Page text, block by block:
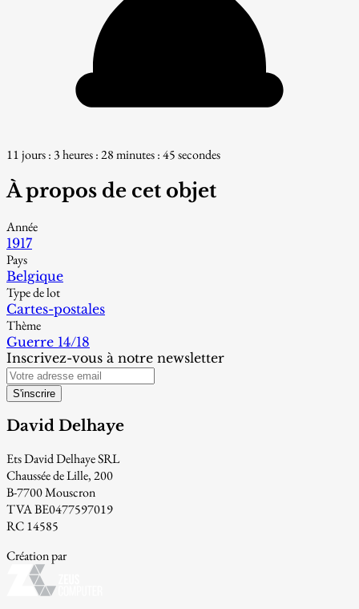
11 jours : 3 heures : 28 minutes : 44 secondes
À propos de cet objet
Année
1917
Pays
Belgique
Type de lot
Cartes-postales
Thème
Guerre 14/18
Inscrivez-vous à notre newsletter
S'inscrire
David Delhaye
Ets David Delhaye SRL
Chaussée de Lille, 200
B-7700 Mouscron
TVA BE0477597019
RC 14585
Création par